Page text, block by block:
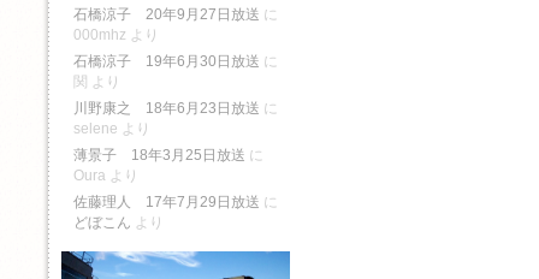
石橋涼子 20年9月27日放送 に
000mhz より
石橋涼子 19年6月30日放送 に
関 より
川野康之 18年6月23日放送 に
selene より
薄景子 18年3月25日放送 に
Oura より
佐藤理人 17年7月29日放送 に
どぼこん より